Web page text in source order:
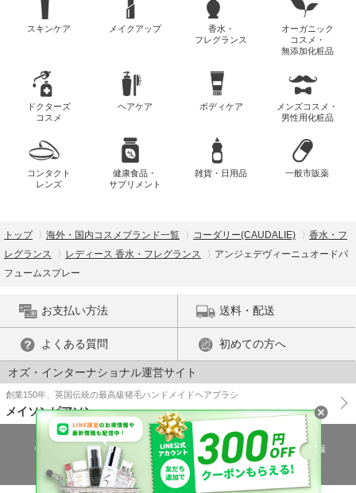
スキンケア メイクアップ
香水・
フレグランス
オーガニック
コスメ・
無添加化粧品
ドクターズ
コスメ
ヘアケア ボディケア
メンズコスメ・
男性用化粧品
コンタクト
レンズ
健康食品・
サプリメント
雑貨・日用品 一般市販薬
トップ 海外・国内コスメブランド一覧 コーダリー(CAUDALIE)
香水・フ
レグランス
レディース 香水・フレグランス
アンジェデヴィーニュオードパ
フュームスプレー
お支払い方法 送料・配送
よくある質問 初めての方へ
オズ・インターナショナル運営サイト
創業150年、英国伝統の最高級猪毛ハンドメイドヘアブラシ
メイソンピアソン
特商法に基づく表示 プライバシーポリシー
医薬品販売許可証の情報
ご利用規約
PC版で表示